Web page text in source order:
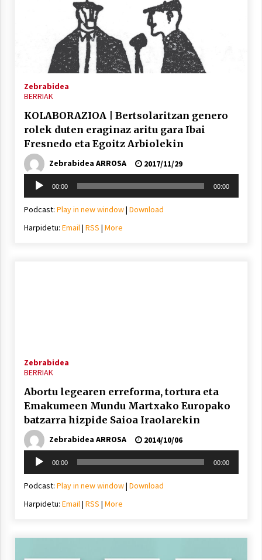
Zebrabidea
BERRIAK
KOLABORAZIOA | Bertsolaritzan genero
rolek duten eraginaz aritu gara Ibai
Fresnedo eta Egoitz Arbiolekin
Zebrabidea ARROSA
2017/11/29
Soinu
erreproduzigailua
00:00 00:00
Podcast: Play in new window| Download
Harpidetu: Email| RSS | More
Zebrabidea
BERRIAK
Abortu legearen erreforma, tortura eta
Emakumeen Mundu Martxako Europako
batzarra hizpide Saioa Iraolarekin
Zebrabidea ARROSA
2014/10/06
Soinu
erreproduzigailua
00:00 00:00
Podcast: Play in new window| Download
Harpidetu: Email| RSS | More